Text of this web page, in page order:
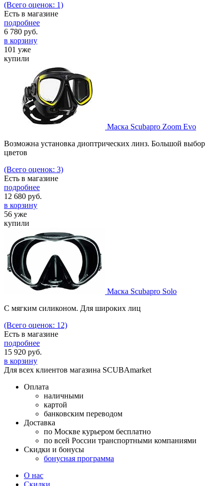
(Всего оценок: 1)
Есть в магазине
подробнее
6 780 руб.
в корзину
101 уже
купили
Маска Scubapro Zoom Evo
Возможна установка диоптрических линз. Большой выбор
цветов
(Всего оценок: 3)
Есть в магазине
подробнее
12 680 руб.
в корзину
56 уже
купили
Маска Scubapro Solo
С мягким силиконом. Для широких лиц
(Всего оценок: 12)
Есть в магазине
подробнее
15 920 руб.
в корзину
Для всех клиентов магазина SCUBAmarket
Оплата
наличными
картой
банковским переводом
Доставка
по Москве курьером бесплатно
по всей России транспортными компаниями
Скидки и бонусы
бонусная программа
О нас